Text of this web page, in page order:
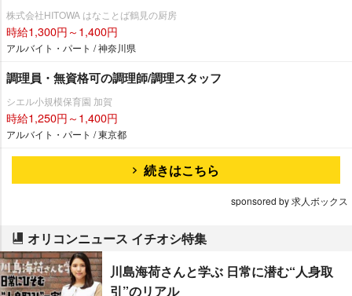
株式会社HITOWA はなことば鶴見の厨房
時給1,300円～1,400円
アルバイト・パート / 神奈川県
調理員・無資格可の調理師/調理スタッフ
シエル小規模保育園 加賀
時給1,250円～1,400円
アルバイト・パート / 東京都
続きはこちら
sponsored by 求人ボックス
オリコンニュース イチオシ特集
川島海荷さんと学ぶ 日常に潜む“人身取
引”のリアル